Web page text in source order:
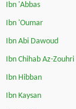
Ibn 'Abbas
Ibn 'Oumar
Ibn Abi Dawoud
Ibn Chihab Az-Zouhri
Ibn Hibban
Ibn Kaysan